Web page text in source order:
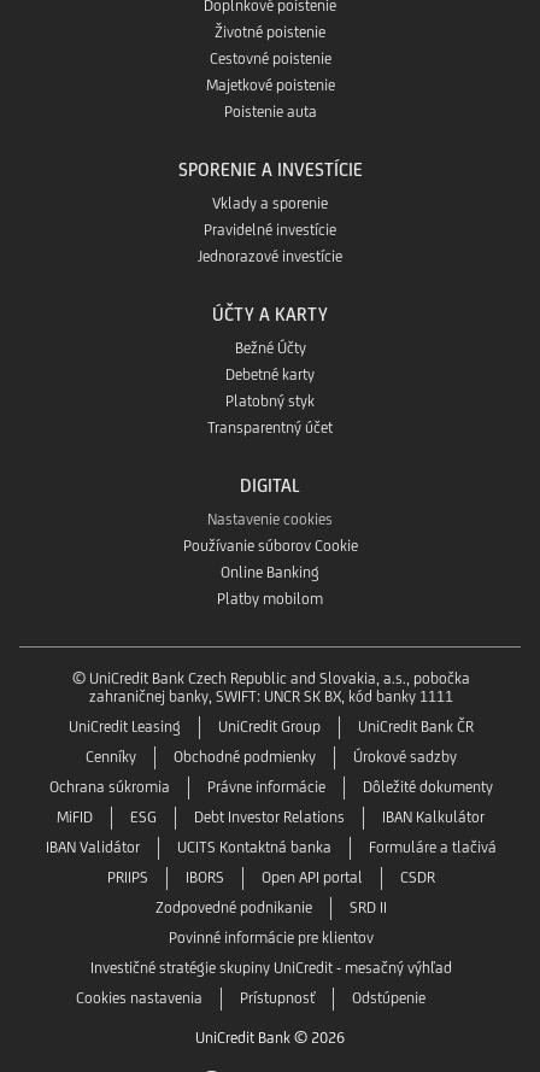
Doplnkové poistenie
Životné poistenie
Cestovné poistenie
Majetkové poistenie
Poistenie auta
SPORENIE A INVESTÍCIE
Vklady a sporenie
Pravidelné investície
Jednorazové investície
ÚČTY A KARTY
Bežné Účty
Debetné karty
Platobný styk
Transparentný účet
DIGITAL
Nastavenie cookies
Používanie súborov Cookie
Online Banking
Platby mobilom
© UniCredit Bank Czech Republic and Slovakia, a.s., pobočka
zahraničnej banky, SWIFT: UNCR SK BX, kód banky 1111
UniCredit Leasing
UniCredit Group
UniCredit Bank ČR
Cenníky
Obchodné podmienky
Úrokové sadzby
Ochrana súkromia
Právne informácie
Dôležité dokumenty
MiFID
ESG Debt Investor Relations
IBAN Kalkulátor
IBAN Validátor
UCITS Kontaktná banka
Formuláre a tlačivá
PRIIPS
IBORS Open API portal
CSDR
Zodpovedné podnikanie
SRD II
Povinné informácie pre klientov
Investičné stratégie skupiny UniCredit - mesačný výhľad
Cookies nastavenia
Prístupnosť Odstúpenie
UniCredit Bank © 2026